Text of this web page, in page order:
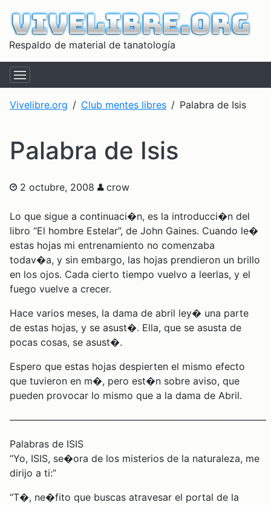
Respaldo de material de tanatología
Vivelibre.org Club mentes libres Palabra de Isis
Palabra de Isis
2 octubre, 2008 crow
Lo que sigue a continuaci�n, es la introducci�n del
libro “El hombre Estelar”, de John Gaines. Cuando le�
estas hojas mi entrenamiento no comenzaba
todav�a, y sin embargo, las hojas prendieron un brillo
en los ojos. Cada cierto tiempo vuelvo a leerlas, y el
fuego vuelve a crecer.
Hace varios meses, la dama de abril ley� una parte
de estas hojas, y se asust�. Ella, que se asusta de
pocas cosas, se asust�.
Espero que estas hojas despierten el mismo efecto
que tuvieron en m�, pero est�n sobre aviso, que
pueden provocar lo mismo que a la dama de Abril.
——————————————————————————–
Palabras de ISIS
“Yo, ISIS, se�ora de los misterios de la naturaleza, me
dirijo a ti:”
“T�, ne�fito que buscas atravesar el portal de la